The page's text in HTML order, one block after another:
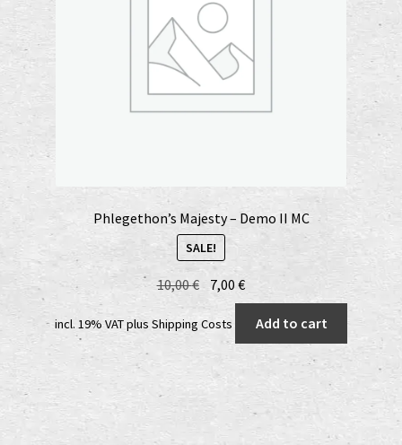
Phlegethon’s Majesty – Demo II MC
SALE!
10,00€ Original
price
was:
7,00€Current
price
is:
7,00 €.
incl. 19% VATplus Shipping Costs Add to cart